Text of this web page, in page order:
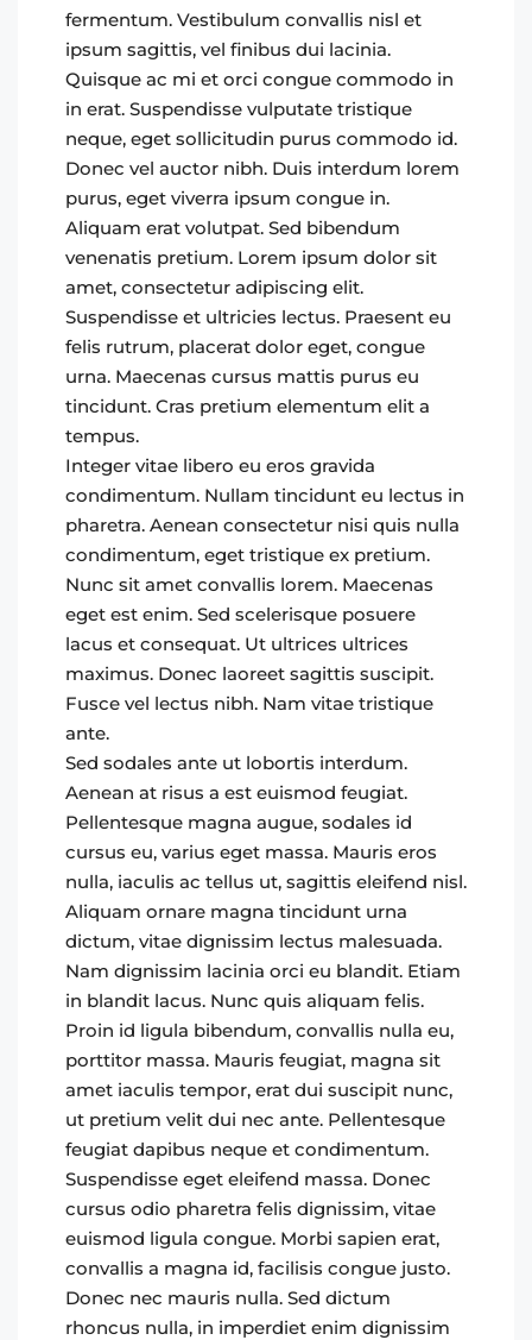
fermentum. Vestibulum convallis nisl et
ipsum sagittis, vel finibus dui lacinia.
Quisque ac mi et orci congue commodo in
in erat. Suspendisse vulputate tristique
neque, eget sollicitudin purus commodo id.
Donec vel auctor nibh. Duis interdum lorem
purus, eget viverra ipsum congue in.
Aliquam erat volutpat. Sed bibendum
venenatis pretium. Lorem ipsum dolor sit
amet, consectetur adipiscing elit.
Suspendisse et ultricies lectus. Praesent eu
felis rutrum, placerat dolor eget, congue
urna. Maecenas cursus mattis purus eu
tincidunt. Cras pretium elementum elit a
tempus.
Integer vitae libero eu eros gravida
condimentum. Nullam tincidunt eu lectus in
pharetra. Aenean consectetur nisi quis nulla
condimentum, eget tristique ex pretium.
Nunc sit amet convallis lorem. Maecenas
eget est enim. Sed scelerisque posuere
lacus et consequat. Ut ultrices ultrices
maximus. Donec laoreet sagittis suscipit.
Fusce vel lectus nibh. Nam vitae tristique
ante.
Sed sodales ante ut lobortis interdum.
Aenean at risus a est euismod feugiat.
Pellentesque magna augue, sodales id
cursus eu, varius eget massa. Mauris eros
nulla, iaculis ac tellus ut, sagittis eleifend nisl.
Aliquam ornare magna tincidunt urna
dictum, vitae dignissim lectus malesuada.
Nam dignissim lacinia orci eu blandit. Etiam
in blandit lacus. Nunc quis aliquam felis.
Proin id ligula bibendum, convallis nulla eu,
porttitor massa. Mauris feugiat, magna sit
amet iaculis tempor, erat dui suscipit nunc,
ut pretium velit dui nec ante. Pellentesque
feugiat dapibus neque et condimentum.
Suspendisse eget eleifend massa. Donec
cursus odio pharetra felis dignissim, vitae
euismod ligula congue. Morbi sapien erat,
convallis a magna id, facilisis congue justo.
Donec nec mauris nulla. Sed dictum
rhoncus nulla, in imperdiet enim dignissim